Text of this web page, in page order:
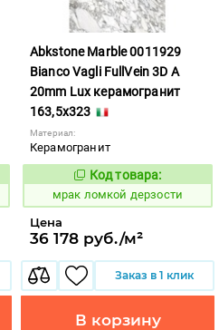
Abkstone Marble 0011929
Bianco Vagli FullVein 3D A
20mm Lux керамогранит
163,5x323
Материал:
Керамогранит
1052895
Код товара:
мрак ломкой дерзости
Цена
36 178 руб./м²
Заказ в 1 клик
В корзину